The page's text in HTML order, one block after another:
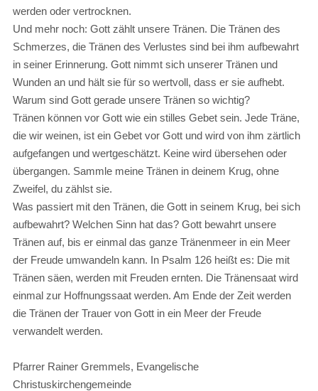
werden oder vertrocknen.
Und mehr noch: Gott zählt unsere Tränen. Die Tränen des
Schmerzes, die Tränen des Verlustes sind bei ihm aufbewahrt
in seiner Erinnerung. Gott nimmt sich unserer Tränen und
Wunden an und hält sie für so wertvoll, dass er sie aufhebt.
Warum sind Gott gerade unsere Tränen so wichtig?
Tränen können vor Gott wie ein stilles Gebet sein. Jede Träne,
die wir weinen, ist ein Gebet vor Gott und wird von ihm zärtlich
aufgefangen und wertgeschätzt. Keine wird übersehen oder
übergangen. Sammle meine Tränen in deinem Krug, ohne
Zweifel, du zählst sie.
Was passiert mit den Tränen, die Gott in seinem Krug, bei sich
aufbewahrt? Welchen Sinn hat das? Gott bewahrt unsere
Tränen auf, bis er einmal das ganze Tränenmeer in ein Meer
der Freude umwandeln kann. In Psalm 126 heißt es: Die mit
Tränen säen, werden mit Freuden ernten. Die Tränensaat wird
einmal zur Hoffnungssaat werden. Am Ende der Zeit werden
die Tränen der Trauer von Gott in ein Meer der Freude
verwandelt werden.
Pfarrer Rainer Gremmels, Evangelische
Christuskirchengemeinde